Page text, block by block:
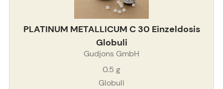
PLATINUM METALLICUM C 30 Einzeldosis
Globuli
Gudjons GmbH
0.5 g
Globuli